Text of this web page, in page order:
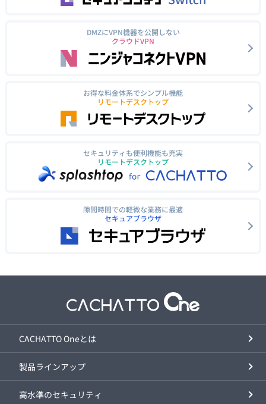
DMZにVPN機器を公開しない
クラウドVPN
お得な料金体系でシンプル機能
リモートデスクトップ
セキュリティも便利機能も充実
リモートデスクトップ
隙間時間での軽微な業務に最適
セキュアブラウザ
CACHATTO Oneとは
製品ラインアップ
高水準のセキュリティ